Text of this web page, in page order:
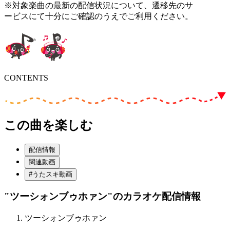
※対象楽曲の最新の配信状況について、遷移先のサ
ービスにて十分にご確認のうえでご利用ください。
CONTENTS
この曲を楽しむ
配信情報
関連動画
#うたスキ動画
"ツーシォンブゥホァン"のカラオケ配信情報
ツーシォンブゥホァン